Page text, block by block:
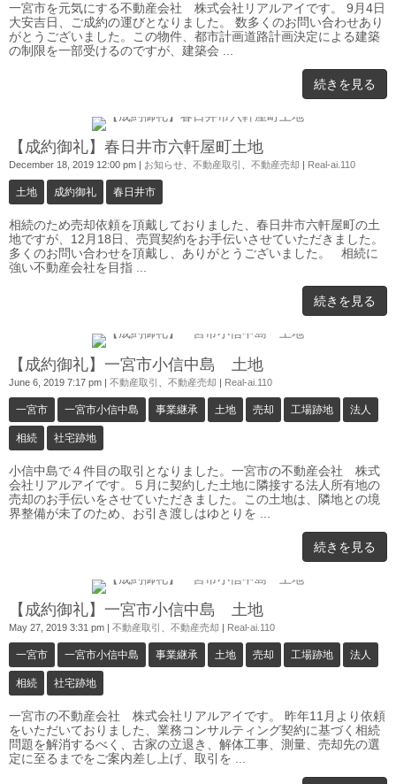
一宮市を元気にする不動産会社 株式会社リアルアイです。 9月4日
大安吉日、ご成約の運びとなりました。 数多くのお問い合わせあり
がとうございました。この物件、都市計画道路計画決定による建築
の制限を一部受けるのですが、建築会 ...
続きを見る
【成約御礼】春日井市六軒屋町土地
December 18, 2019 12:00 pm お知らせ 不動産取引 不動産売却 Real-ai.110
土地 成約御礼 春日井市
相続のため売却依頼を頂戴しておりました、春日井市六軒屋町の土
地ですが、12月18日、売買契約をお手伝いさせていただきました。
多くのお問い合わせを頂戴し、ありがとうございました。 相続に
強い不動産会社を目指 ...
続きを見る
【成約御礼】一宮市小信中島 土地
June 6, 2019 7:17 pm | 不動産取引 不動産売却 | Real-ai.110
一宮市 一宮市小信中島 事業継承 土地 売却 工場跡地 法人
相続 社宅跡地
小信中島で４件目の取引となりました。一宮市の不動産会社 株式
会社リアルアイです。５月に契約した土地に隣接する法人所有地の
売却のお手伝いをさせていただきました。この土地は、隣地との境
界整備が未了のため、お引き渡しはゆとりを ...
続きを見る
【成約御礼】一宮市小信中島 土地
May 27, 2019 3:31 pm 不動産取引 不動産売却 Real-ai.110
一宮市 一宮市小信中島 事業継承 土地 売却 工場跡地 法人
相続 社宅跡地
一宮市の不動産会社 株式会社リアルアイです。 昨年11月より依頼
をいただいておりました、業務コンサルティング契約に基づく相続
問題を解消するべく、古家の立退き、解体工事、測量、売却先の選
定に至るまでをご案内差し上げ、取引を ...